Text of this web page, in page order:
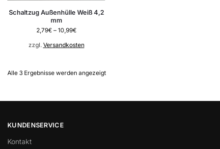
Schaltzug Außenhülle Weiß 4,2
mm
2,79€– 10,99€
zzgl. Versandkosten
Alle 3 Ergebnisse werden angezeigt
KUNDENSERVICE
Kontakt